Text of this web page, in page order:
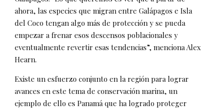
ahora, las especies que migran entre Galápagos e Isla
del Coco tengan algo más de protección y se pueda
empezar a frenar esos descensos poblacionales y
eventualmente revertir esas tendencias”, menciona Alex
Hearn.
Existe un esfuerzo conjunto en la región para lograr
avances en este tema de conservación marina, un
ejemplo de ello es Panamá que ha logrado proteger